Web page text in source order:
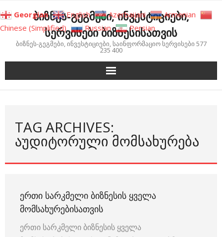
to
content
ბიზნეს-გეგმები, ინვესტიციები,
სერვისები ბიზნესისათვის
ბიზნეს-გეგმები, ინვესტიციები, საინფორმაციო სერვისები 577
235 400
TAG ARCHIVES:
ᲐᲣᲓᲘᲢᲝᲠᲣᲚᲘ ᲛᲝᲛᲡᲐᲮᲣᲠᲔᲑᲐ
ᲔᲠᲗᲘ ᲡᲐᲠᲙᲛᲔᲚᲘ ᲑᲘᲖᲜᲔᲡᲘᲡ ᲧᲕᲔᲚᲐ
ᲛᲝᲛᲡᲐᲮᲣᲠᲔᲑᲘᲡᲐᲗᲕᲘᲡ
ერთი სარკმელი ბიზნესის ყველა
Georgian English Azerbaijani
Armenian
Chinese (Simplified)
Russian Persian